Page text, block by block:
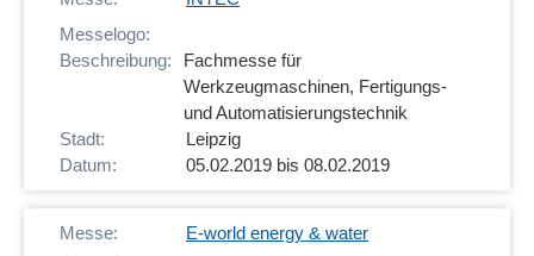
Fachmesse für
Werkzeugmaschinen, Fertigungs-
und Automatisierungstechnik
Leipzig
05.02.2019 bis 08.02.2019
E-world energy & water